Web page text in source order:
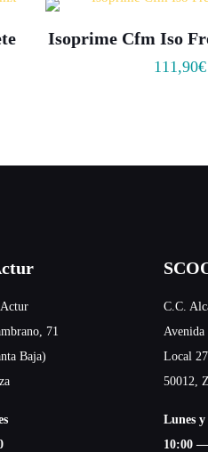
Isoprime Cfm Iso
111,90€
71
Baja)
C.C.
Avenida
Local 27
50012,
Lunes y
10:00